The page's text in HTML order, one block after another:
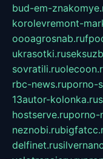
bud-em-
korolevremont-
oooagrosnab.ru
ukrasotki.ru
sovratili.ru
rbc-news.ruporno-
13autor-kolonka.ru
hostserve.ruporno-
neznobi.ru
delfinet.ru